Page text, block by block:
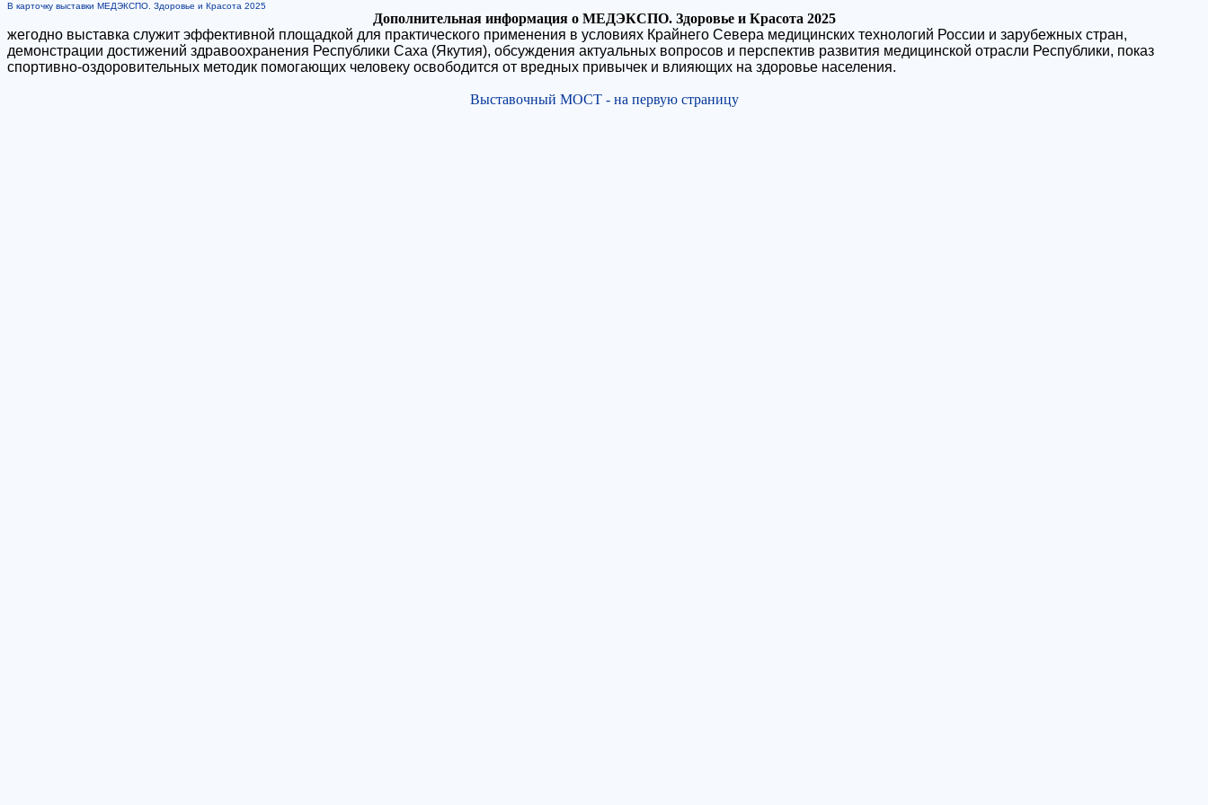
В карточку выставки МЕДЭКСПО. Здоровье и Красота 2025
Дополнительная информация о МЕДЭКСПО. Здоровье и Красота 2025
жегодно выставка служит эффективной площадкой для практического применения в условиях Крайнего Севера медицинских технологий России и зарубежных стран,
демонстрации достижений здравоохранения Республики Саха (Якутия), обсуждения актуальных вопросов и перспектив развития медицинской отрасли Республики, показ
спортивно-оздоровительных методик помогающих человеку освободится от вредных привычек и влияющих на здоровье населения.
Выставочный МОСТ - на первую страницу